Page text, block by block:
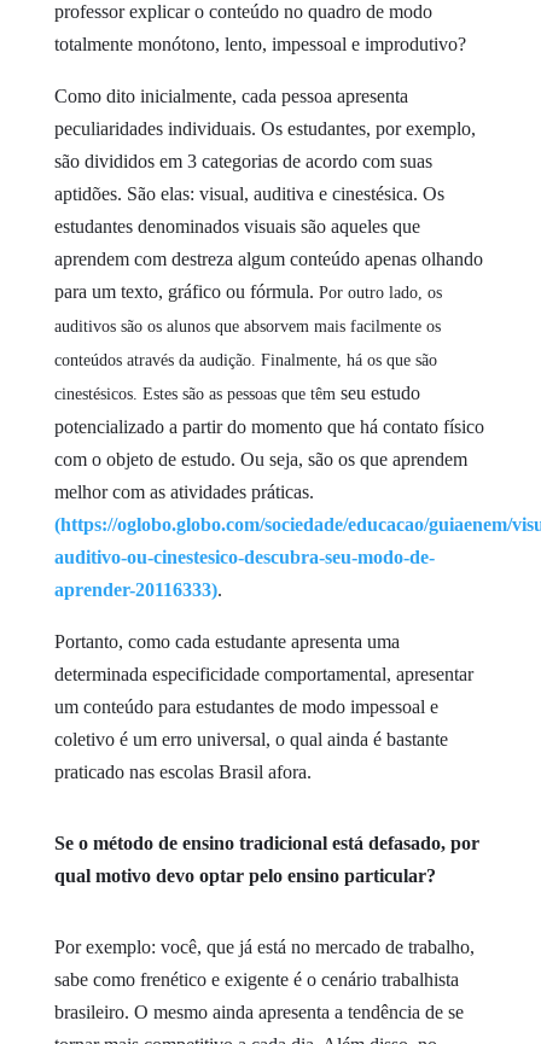
professor explicar o conteúdo no quadro de modo
totalmente monótono, lento, impessoal e improdutivo?
Como dito inicialmente, cada pessoa apresenta
peculiaridades individuais. Os estudantes, por exemplo,
são divididos em 3 categorias de acordo com suas
aptidões. São elas: visual, auditiva e cinestésica. Os
estudantes denominados visuais são aqueles que
aprendem com destreza algum conteúdo apenas olhando
para um texto, gráfico ou fórmula. Por outro lado, os
auditivos são os alunos que absorvem mais facilmente os
conteúdos através da audição. Finalmente, há os que são
cinestésicos. Estes são as pessoas que têm seu estudo
potencializado a partir do momento que há contato físico
com o objeto de estudo. Ou seja, são os que aprendem
melhor com as atividades práticas.
(https://oglobo.globo.com/sociedade/educacao/guiaenem/
auditivo-ou-cinestesico-descubra-seu-modo-de-
aprender-20116333).
Portanto, como cada estudante apresenta uma
determinada especificidade comportamental, apresentar
um conteúdo para estudantes de modo impessoal e
coletivo é um erro universal, o qual ainda é bastante
praticado nas escolas Brasil afora.
Se o método de ensino tradicional está defasado, por
qual motivo devo optar pelo ensino particular?
Por exemplo: você, que já está no mercado de trabalho,
sabe como frenético e exigente é o cenário trabalhista
brasileiro. O mesmo ainda apresenta a tendência de se